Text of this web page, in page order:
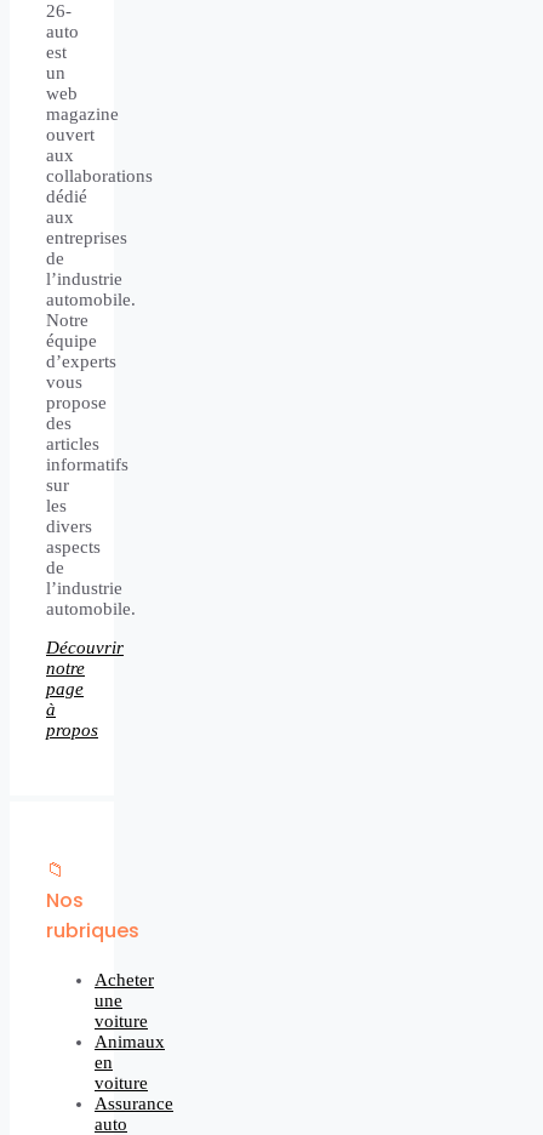
26-
auto
est
un
web
magazine
ouvert
aux
collaborations
dédié
aux
entreprises
de
l’industrie
automobile.
Notre
équipe
d’experts
vous
propose
des
articles
informatifs
sur
les
divers
aspects
de
l’industrie
automobile.
Découvrir
notre
page
à
propos
📁
Nos
rubriques
Acheter
une
voiture
Animaux
en
voiture
Assurance
auto